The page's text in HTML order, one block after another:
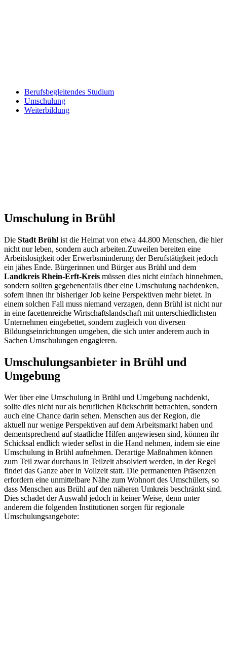
Berufsbegleitendes Studium
Umschulung
Weiterbildung
Umschulung in Brühl
Die Stadt Brühl ist die Heimat von etwa 44.800 Menschen, die hier
nicht nur leben, sondern auch arbeiten.Zuweilen bereiten eine
Arbeitslosigkeit oder Erwerbsminderung der Berufstätigkeit jedoch
ein jähes Ende. Bürgerinnen und Bürger aus Brühl und dem
Landkreis Rhein-Erft-Kreis müssen dies nicht einfach hinnehmen,
sondern sollten gegebenenfalls über eine Umschulung nachdenken,
sofern ihnen ihr bisheriger Job keine Perspektiven mehr bietet. In
einem solchen Fall muss niemand verzagen, denn Brühl ist nicht nur
in eine facettenreiche Wirtschaftslandschaft mit unterschiedlichsten
Unternehmen eingebettet, sondern zugleich von diversen
Bildungseinrichtungen umgeben, die sich unter anderem auch in
Sachen Umschulungen engagieren.
Umschulungsanbieter in Brühl und
Umgebung
Wer über eine Umschulung in Brühl und Umgebung nachdenkt,
sollte dies nicht nur als beruflichen Rückschritt betrachten, sondern
auch eine Chance darin sehen. Menschen aus der Region, die
aktuell nur wenige Perspektiven auf dem Arbeitsmarkt haben und
dementsprechend auf staatliche Hilfen angewiesen sind, können ihr
Schicksal endlich wieder selbst in die Hand nehmen, indem sie eine
Umschulung in Brühl aufnehmen. Derartige Maßnahmen können
zum Teil zwar durchaus in Teilzeit absolviert werden, in der Regel
findet das Ganze aber in Vollzeit statt. Die permanenten Präsenzen
erfordern eine unmittelbare Nähe zum Wohnort des Umschülers, so
dass Menschen aus Brühl auf den näheren Umkreis beschränkt sind.
Dies schadet der Auswahl jedoch in keiner Weise, denn unter
anderem die folgenden Institutionen sorgen für regionale
Umschulungsangebote: